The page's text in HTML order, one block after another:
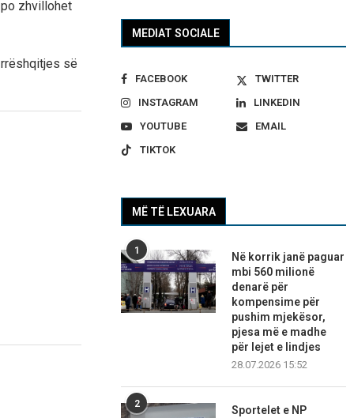
zhvillohet
së
MEDIAT SOCIALE
FACEBOOK
TWITTER
INSTAGRAM
LINKEDIN
YOUTUBE
EMAIL
TIKTOK
MË TË LEXUARA
1
Në korrik janë paguar
mbi 560 milionë
denarë për
kompensime për
pushim mjekësor,
pjesa më e madhe
për lejet e lindjes
28.07.2026 15:52
2
Sportelet e NP